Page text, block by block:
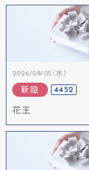
2026/08/05（水）
新設 4452
花王